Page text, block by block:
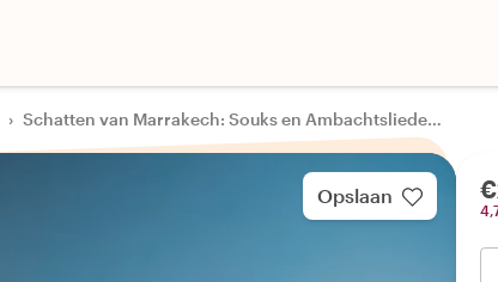
› Schatten van Marrakech: Souks en Ambachtslieden Tour
Opslaan